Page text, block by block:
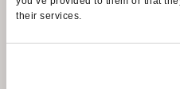
their services.
utilizzati le supportino,
Il Titolare del